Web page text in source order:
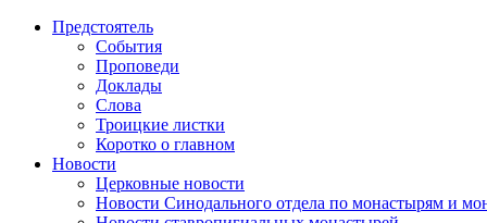
Предстоятель
События
Проповеди
Доклады
Слова
Троицкие листки
Коротко о главном
Новости
Церковные новости
Новости Синодального отдела по монастырям и